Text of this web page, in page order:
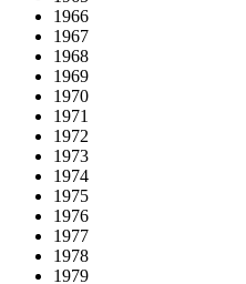
1966
1967
1968
1969
1970
1971
1972
1973
1974
1975
1976
1977
1978
1979